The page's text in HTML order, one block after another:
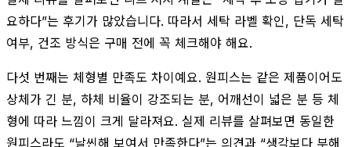
요하다”는 후기가 많았습니다. 따라서 세탁 라벨 확인, 단독 세탁
여부, 건조 방식은 구매 전에 꼭 체크해야 해요.
다섯 번째는 체형별 만족도 차이예요. 원피스는 같은 제품이어도
상체가 긴 분, 하체 비율이 강조되는 분, 어깨선이 넓은 분 등 체
형에 따라 느낌이 크게 달라져요. 실제 리뷰를 살펴보면 동일한
원피스라도 “날씬해 보여서 만족한다”는 의견과 “생각보다 부해